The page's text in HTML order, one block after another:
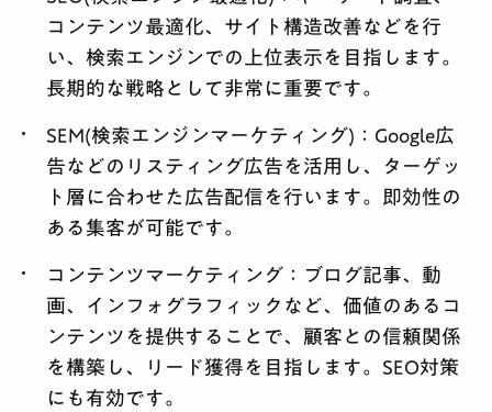
コンテンツ最適化、サイト構造改善などを行
い、検索エンジンでの上位表示を目指します。
長期的な戦略として非常に重要です。
SEM(検索エンジンマーケティング)： Google広
告などのリスティング広告を活用し、ターゲッ
ト層に合わせた広告配信を行います。即効性の
ある集客が可能です。
コンテンツマーケティング：
ブログ記事、動
画、インフォグラフィックなど、価値のあるコ
ンテンツを提供することで、顧客との信頼関係
を構築し、リード獲得を目指します。SEO対策
にも有効です。